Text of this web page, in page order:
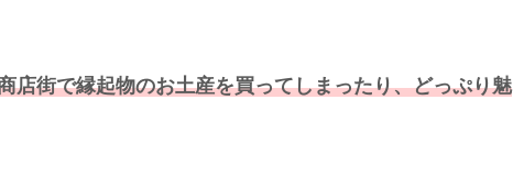
店街で縁起物のお土産を買ってしまったり、どっぷり魅